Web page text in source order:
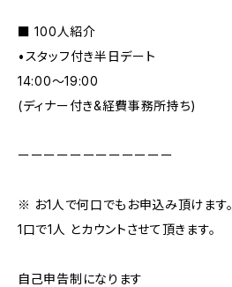
■ 100人紹介
•スタッフ付き半日デート
14:00〜19:00
(ディナー付き&経費事務所持ち)
ーーーーーーーーーーーー
※ お1人で何口でもお申込み頂けます。
1口で1人 とカウントさせて頂きます。
自己申告制になります